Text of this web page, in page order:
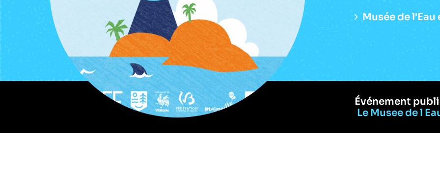
Musée de
Événement
Le Musee de l